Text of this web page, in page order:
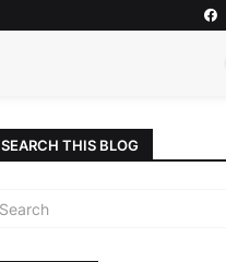
SEARCH THIS BLOG